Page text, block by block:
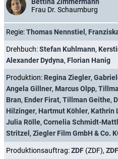
Frau Dr. Schaumburg
Regie:Thomas Nennstiel ,
Drehbuch:Stefan Kuhlmann,
Alexander Dydyna, Florian Hanig
Produktion: Regina Ziegler,
Angela Gillner, Marcus Olpp,
Bran, Ender Firat, Tillman Geithe,
Hilzinger, Hartmut Köhler, Kathrin
Julia Rölle, Cornelia Schmidt-
Stritzel , Ziegler Film GmbH & Co.
Produktionsauftrag:ZDF (ZDF),